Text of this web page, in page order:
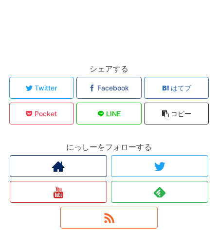
シェアする
Twitter Facebook はてブ
Pocket LINE コピー
にっしーをフォローする